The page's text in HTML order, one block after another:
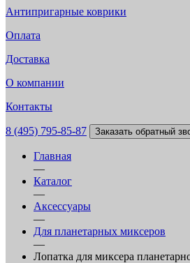
Антипригарные коврики
Оплата
Доставка
О компании
Контакты
8 (495) 795-85-87 Заказать обратный
Главная
—
Каталог
—
Аксессуары
—
Для планетарных миксеров
—
Лопатка для миксера